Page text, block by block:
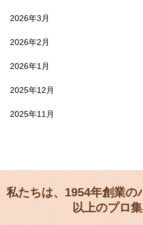
2026年3月
2026年2月
2026年1月
2025年12月
2025年11月
私たちは、1954年創業の
以上のプロ